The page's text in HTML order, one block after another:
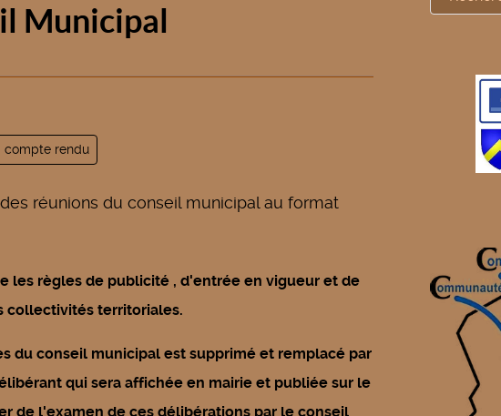
Municipal
compte rendu
réunions du conseil municipal au format
les règles de publicité , d'entrée en vigueur et de
collectivités territoriales.
du conseil municipal est supprimé et remplacé par
qui sera affichée en mairie et publiée sur le
de l'examen de ces délibérations par le conseil